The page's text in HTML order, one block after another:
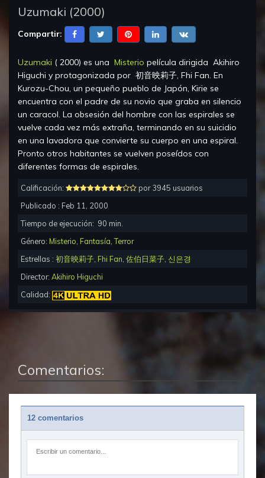
Uzumaki (2000)
Compartir:
Uzumaki ( 2000) es una Misterio película dirigida Akihiro
Higuchi y protagonizada por 初音映莉子, Fhi Fan. En
Kurozu-Chou, un pequeño pueblo de Japón, Kirie se
encuentra con el padre de su novio que graba en silencio
un caracol. La obsesión del hombre con las espirales se
vuelve cada vez más extraña, terminando en su suicidio
en una lavadora que convierte su cuerpo en una espiral.
Pronto otros habitantes se vuelven poseídos con
diferentes formas de espirales.
Calificación:
por 3945 usuarios
Publicado : Feb 11, 2000
Tiempo de ejecución: 90 min.
Género: Misterio Fantasía ,Terror
Estrellas : 初音映莉子 Fhi Fan 佐伯日菜子 신은경
Director: Akihiro Higuchi
Calidad:
Comentarios:
12 comentarios